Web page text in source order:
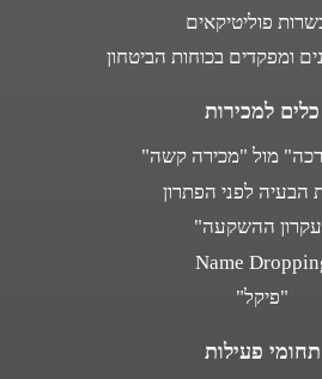
פוליטיקאים
ומפקדים בכוחות הביטחון
כלים למכירות
מול "מכירה קשה"
הבעיה לפני הפתרון
ההשקעה"
Name
"פיקל"
תחומי פעילות